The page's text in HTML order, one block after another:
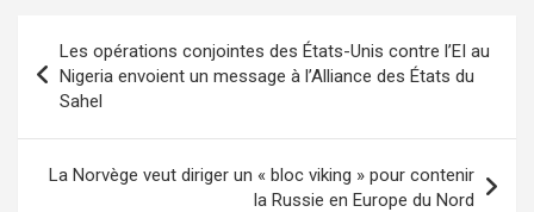
de
l’article
Les opérations conjointes des États-Unis contre l’EI au
Nigeria envoient un message à l’Alliance des États du
Sahel
La Norvège veut diriger un « bloc viking » pour contenir
la Russie en Europe du Nord